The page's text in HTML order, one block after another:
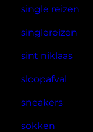
single reizen
singlereizen
sint niklaas
sloopafval
sneakers
sokken